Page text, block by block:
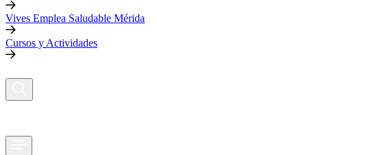
Vives Emplea Saludable Mérida
Cursos y Actividades